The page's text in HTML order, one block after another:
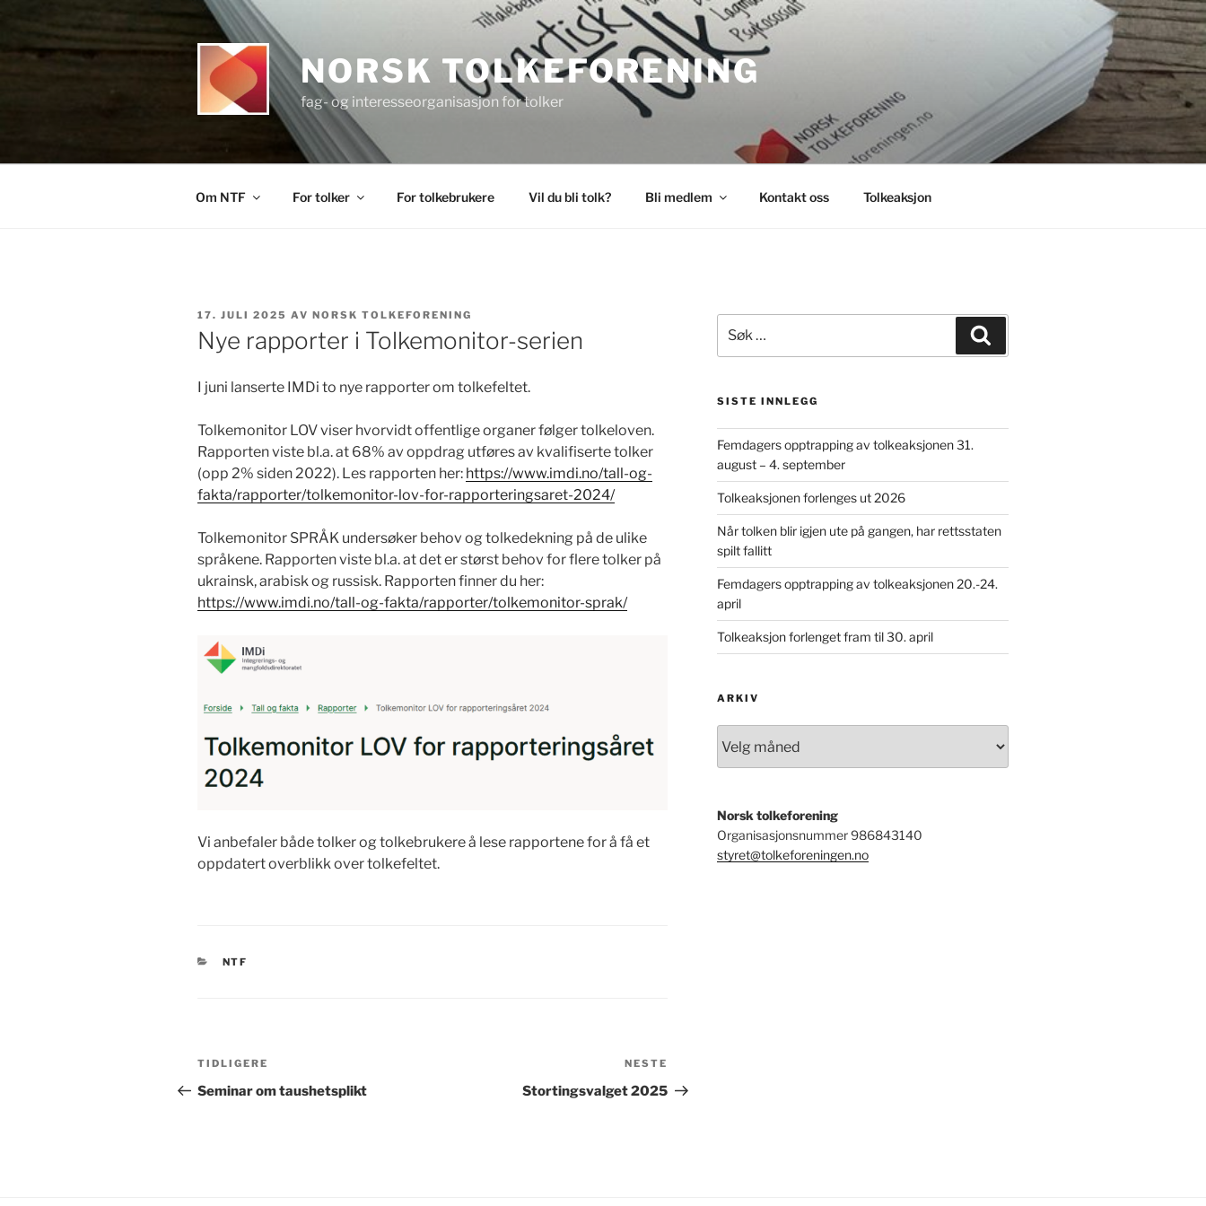
innhold
NORSK TOLKEFORENING
fag- og interesseorganisasjon for tolker
Om NTF For tolker For tolkebrukere Vil du bli tolk? Bli medlem Kontakt oss Tolkeaksjon
PUBLISERT
17. JULI 2025 AV NORSK TOLKEFORENING
Nye rapporter i Tolkemonitor-serien
I juni lanserte IMDi to nye rapporter om tolkefeltet.
Tolkemonitor LOV viser hvorvidt offentlige organer følger tolkeloven.
Rapporten viste bl.a. at 68% av oppdrag utføres av kvalifiserte tolker
(opp 2% siden 2022). Les rapporten her: https://www.imdi.no/tall-og-
fakta/rapporter/tolkemonitor-lov-for-rapporteringsaret-2024/
Tolkemonitor SPRÅK undersøker behov og tolkedekning på de ulike
språkene. Rapporten viste bl.a. at det er størst behov for flere tolker på
ukrainsk, arabisk og russisk. Rapporten finner du her:
https://www.imdi.no/tall-og-fakta/rapporter/tolkemonitor-sprak/
Vi anbefaler både tolker og tolkebrukere å lese rapportene for å få et
oppdatert overblikk over tolkefeltet.
KATEGORIER
NTF
Innleggsnavigasjon
Forrige
innlegg
TIDLIGERE
Seminar om taushetsplikt
innlegg
NESTE
Stortingsvalget 2025
etter:
SISTE INNLEGG
Femdagers opptrapping av tolkeaksjonen 31.
august – 4. september
Tolkeaksjonen forlenges ut 2026
Når tolken blir igjen ute på gangen, har rettsstaten
spilt fallitt
Femdagers opptrapping av tolkeaksjonen 20.-24.
april
Tolkeaksjon forlenget fram til 30. april
ARKIV
Norsk tolkeforening
Organisasjonsnummer986843140
styret@tolkeforeningen.no